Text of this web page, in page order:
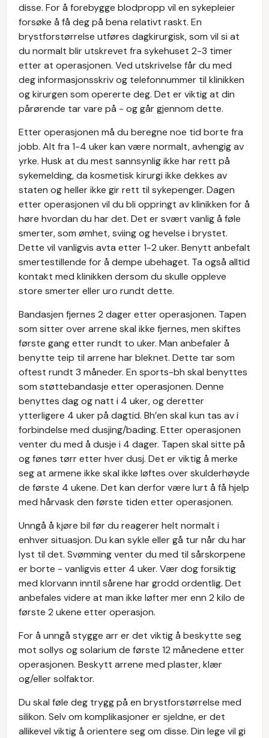
disse. For å forebygge blodpropp vil en sykepleier
forsøke å få deg på bena relativt raskt. En
brystforstørrelse utføres dagkirurgisk, som vil si at
du normalt blir utskrevet fra sykehuset 2-3 timer
etter at operasjonen. Ved utskrivelse får du med
deg informasjonsskriv og telefonnummer til klinikken
og kirurgen som opererte deg. Det er viktig at din
pårørende tar vare på - og går gjennom dette.
Etter operasjonen må du beregne noe tid borte fra
jobb. Alt fra 1-4 uker kan være normalt, avhengig av
yrke. Husk at du mest sannsynlig ikke har rett på
sykemelding, da kosmetisk kirurgi ikke dekkes av
staten og heller ikke gir rett til sykepenger. Dagen
etter operasjonen vil du bli oppringt av klinikken for å
høre hvordan du har det. Det er svært vanlig å føle
smerter, som ømhet, sviing og hevelse i brystet.
Dette vil vanligvis avta etter 1-2 uker. Benytt anbefalt
smertestillende for å dempe ubehaget. Ta også alltid
kontakt med klinikken dersom du skulle oppleve
store smerter eller uro rundt dette.
Bandasjen fjernes 2 dager etter operasjonen. Tapen
som sitter over arrene skal ikke fjernes, men skiftes
første gang etter rundt to uker. Man anbefaler å
benytte teip til arrene har bleknet. Dette tar som
oftest rundt 3 måneder. En sports-bh skal benyttes
som støttebandasje etter operasjonen. Denne
benyttes dag og natt i 4 uker, og deretter
ytterligere 4 uker på dagtid. Bh’en skal kun tas av i
forbindelse med dusjing/bading. Etter operasjonen
venter du med å dusje i 4 dager. Tapen skal sitte på
og fønes tørr etter hver dusj. Det er viktig å merke
seg at armene ikke skal ikke løftes over skulderhøyde
de første 4 ukene. Det kan derfor være lurt å få hjelp
med hårvask den første tiden etter operasjonen.
Unngå å kjøre bil før du reagerer helt normalt i
enhver situasjon. Du kan sykle eller gå tur når du har
lyst til det. Svømming venter du med til sårskorpene
er borte - vanligvis etter 4 uker. Vær dog forsiktig
med klorvann inntil sårene har grodd ordentlig. Det
anbefales videre at man ikke løfter mer enn 2 kilo de
første 2 ukene etter operasjon.
For å unngå stygge arr er det viktig å beskytte seg
mot sollys og solarium de første 12 månedene etter
operasjonen. Beskytt arrene med plaster, klær
og/eller solfaktor.
Du skal føle deg trygg på en brystforstørrelse med
silikon. Selv om komplikasjoner er sjeldne, er det
allikevel viktig å orientere seg om disse. Din lege vil gi